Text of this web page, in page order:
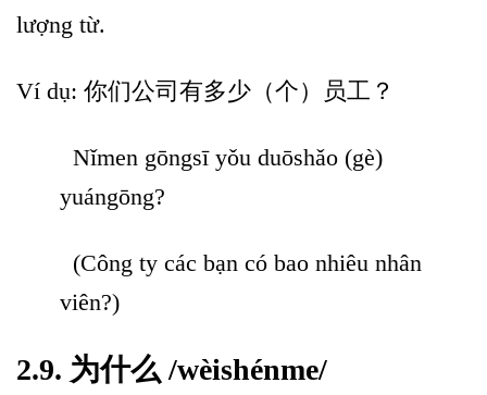
lượng từ.
Ví dụ: 你们公司有多少（个）员工？
Nǐmen gōngsī yǒu duōshǎo (gè)
yuángōng?
(Công ty các bạn có bao nhiêu nhân
viên?)
2.9. 为什么 /wèishénme/